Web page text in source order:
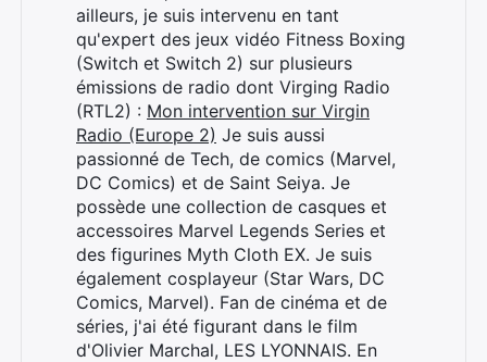
ailleurs, je suis intervenu en tant
qu'expert des jeux vidéo Fitness Boxing
(Switch et Switch 2) sur plusieurs
émissions de radio dont Virging Radio
(RTL2) : Mon intervention sur Virgin
Radio (Europe 2) Je suis aussi
passionné de Tech, de comics (Marvel,
DC Comics) et de Saint Seiya. Je
possède une collection de casques et
accessoires Marvel Legends Series et
des figurines Myth Cloth EX. Je suis
également cosplayeur (Star Wars, DC
Comics, Marvel). Fan de cinéma et de
séries, j'ai été figurant dans le film
d'Olivier Marchal, LES LYONNAIS. En